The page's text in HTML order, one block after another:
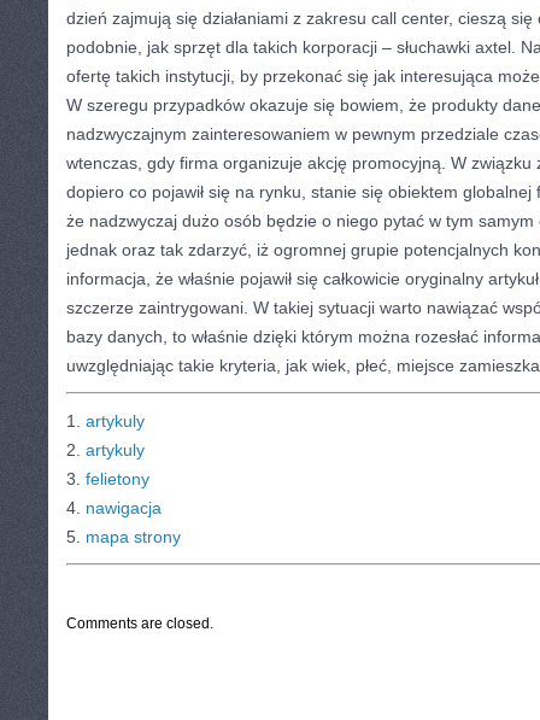
dzień zajmują się działaniami z zakresu call center, cieszą
podobnie, jak sprzęt dla takich korporacji – słuchawki axtel.
ofertę takich instytucji, by przekonać się jak interesująca
W szeregu przypadków okazuje się bowiem, że produkty
nadzwyczajnym zainteresowaniem w pewnym przedziale
wtenczas, gdy firma organizuje akcję promocyjną. W związku
dopiero co pojawił się na rynku, stanie się obiektem
że nadzwyczaj dużo osób będzie o niego pytać w tym
jednak oraz tak zdarzyć, iż ogromnej grupie potencjalnych
informacja, że właśnie pojawił się całkowicie oryginalny
szczerze zaintrygowani. W takiej sytuacji warto nawiązać
bazy danych, to właśnie dzięki którym można rozesłać
uwzględniając takie kryteria, jak wiek, płeć, miejsce
1. artykuly
2. artykuly
3. felietony
4. nawigacja
5. mapa strony
Comments are closed.